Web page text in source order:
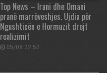
Top News – Irani dhe Omani
pranë marrëveshjes. Ujdia për
Ngushticën e Hormuzit drejt
realizimit
05/08 22:52